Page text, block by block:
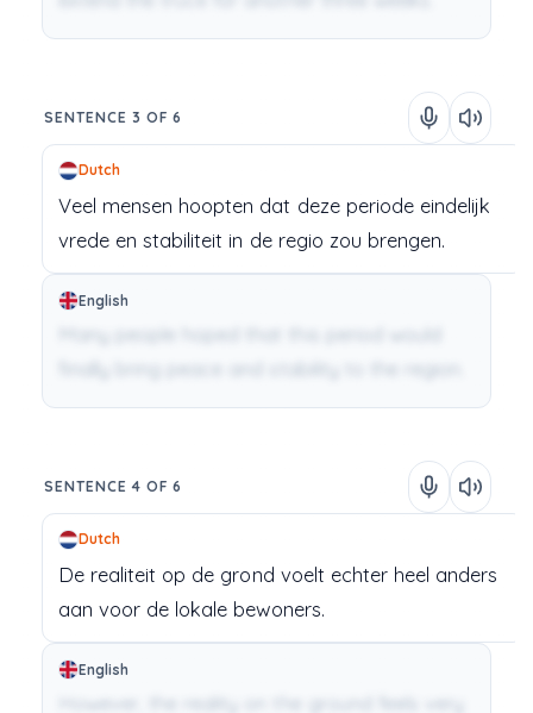
SENTENCE 3 OF 6
Dutch
Veel mensen hoopten dat deze periode eindelijk
vrede en stabiliteit in de regio zou brengen.
English
SENTENCE 4 OF 6
Dutch
De realiteit op de grond voelt echter heel anders
aan voor de lokale bewoners.
English